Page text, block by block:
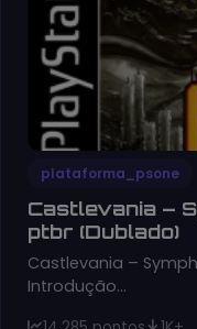
plataforma_psone
Castlevania –
ptbr (Dublado)
Castlevania –
Introdução…